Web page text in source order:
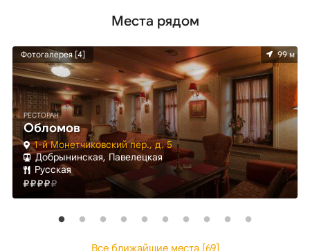
Места рядом
Фотогалерея [4] 99 м
РЕСТОРАН
Обломов
1-й Монетчиковский пер., д. 5
Добрынинская, Павелецкая
Русская
Все ближайшие места [69]